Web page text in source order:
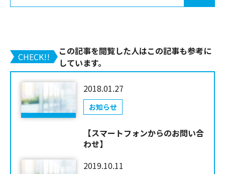
CHECK!!
この記事を閲覧した人はこの記事も参考に
しています。
2018.01.27
お知らせ
【スマートフォンからのお問い合
わせ】
2019.10.11